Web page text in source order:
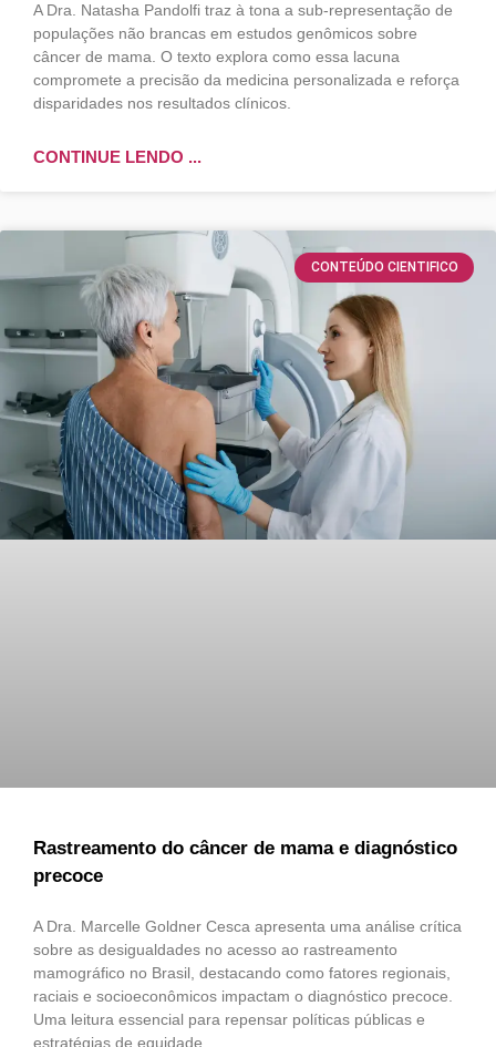
A Dra. Natasha Pandolfi traz à tona a sub-representação de
populações não brancas em estudos genômicos sobre
câncer de mama. O texto explora como essa lacuna
compromete a precisão da medicina personalizada e reforça
disparidades nos resultados clínicos.
CONTINUE LENDO ...
CONTEÚDO CIENTIFICO
Rastreamento do câncer de mama e diagnóstico
precoce
A Dra. Marcelle Goldner Cesca apresenta uma análise crítica
sobre as desigualdades no acesso ao rastreamento
mamográfico no Brasil, destacando como fatores regionais,
raciais e socioeconômicos impactam o diagnóstico precoce.
Uma leitura essencial para repensar políticas públicas e
estratégias de equidade.